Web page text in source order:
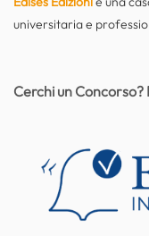
universitaria e
Cerchi un